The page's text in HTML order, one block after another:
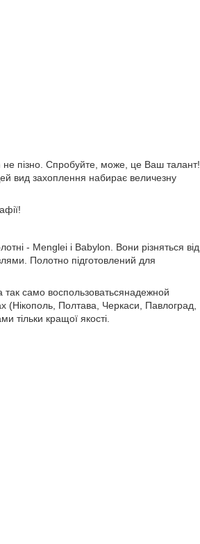
не пізно. Спробуйте, може, це Ваш талант!
вид захоплення набирає величезну
- Menglei і Babylon. Вони різняться від
Полотно підготовлений для
само воспользоватьсянадежной
(Нікополь, Полтава, Черкаси, Павлоград,
тільки кращої якості.